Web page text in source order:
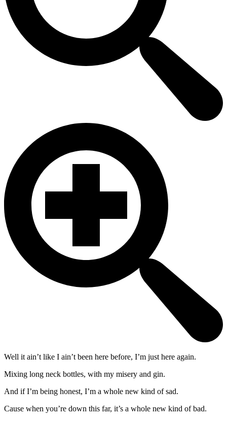
Well it ain’t like I ain’t been here before, I’m just here again.
Mixing long neck bottles, with my misery and gin.
And if I’m being honest, I’m a whole new kind of sad.
Cause when you’re down this far, it’s a whole new kind of bad.